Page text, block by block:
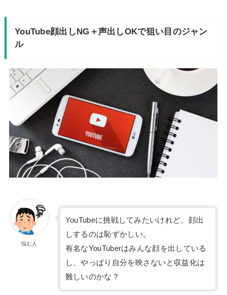
YouTube顔出しNG＋声出しOKで狙い目のジャン
ル
悩む人
YouTubeに挑戦してみたいけれど、顔出
しするのは恥ずかしい。
有名なYouTuberはみんな顔を出している
し、やっぱり自分を映さないと収益化は
難しいのかな？